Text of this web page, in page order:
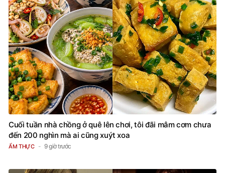
Cuối tuần nhà chồng ở quê lên chơi, tôi đãi mâm cơm chưa
đến 200 nghìn mà ai cũng xuýt xoa
ẨM THỰC 9 giờ trước